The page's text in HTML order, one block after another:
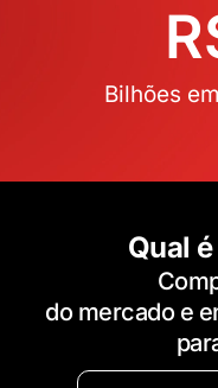
Bilhões
Qual
do mercado e